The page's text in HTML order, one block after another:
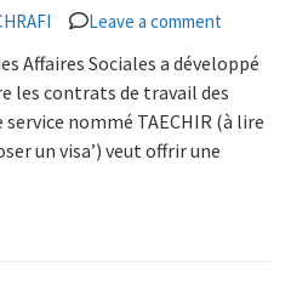
Leave a comment
Affaires Sociales a développé
les contrats de travail des
nommé TAECHIR (à lire
un visa’) veut offrir une